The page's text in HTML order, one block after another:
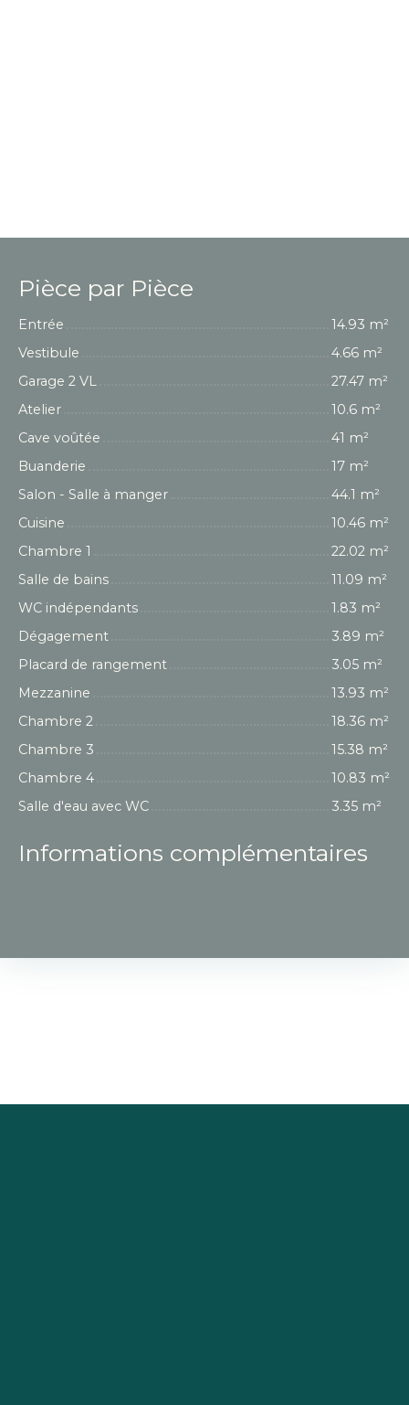
Pièce par Pièce
Entrée
14.93 m²
Vestibule
4.66 m²
Garage 2 VL
27.47 m²
Atelier
10.6 m²
Cave voûtée
41 m²
Buanderie
17 m²
Salon - Salle à manger
44.1 m²
Cuisine
10.46 m²
Chambre 1
22.02 m²
Salle de bains
11.09 m²
WC indépendants
1.83 m²
Dégagement
3.89 m²
Placard de rangement
3.05 m²
Mezzanine
13.93 m²
Chambre 2
18.36 m²
Chambre 3
15.38 m²
Chambre 4
10.83 m²
Salle d'eau avec WC
3.35 m²
Informations complémentaires